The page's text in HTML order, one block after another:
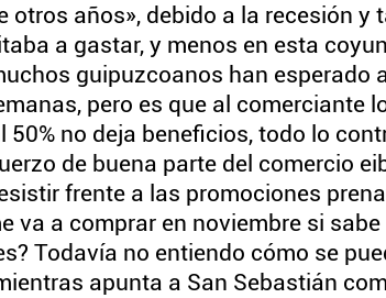
otros años», debido a la recesión y
a gastar, y menos en esta
guipuzcoanos han esperado
pero es que al comerciante
no deja beneficios, todo lo
de buena parte del comercio
frente a las promociones
va a comprar en noviembre si
Todavía no entiendo cómo se
apunta a San Sebastián